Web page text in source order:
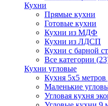
Кухни
Прямые кухни
Готовые кухни
Кухни из МДФ
Кухни из ЛДСП
Кухни с барной
Все категории
Кухни угловые
Кухня 5х5 метров
Маленькие
Угловая кухня